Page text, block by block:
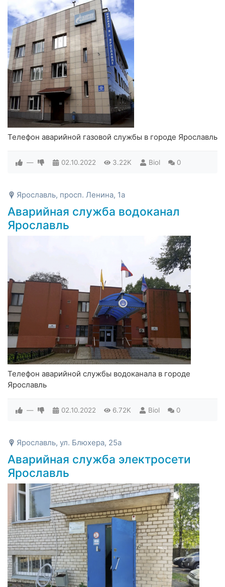
Телефон аварийной газовой службы в городе Ярославль
— 02.10.2022 3.22K Biol 0
Ярославль, просп. Ленина, 1а
Аварийная служба водоканал
Ярославль
Телефон аварийной службы водоканала в городе
Ярославль
— 02.10.2022 6.72K Biol 0
Ярославль, ул. Блюхера, 25а
Аварийная служба электросети
Ярославль